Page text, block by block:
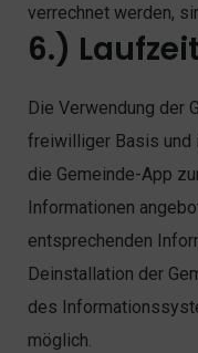
verrechnet werden,
6.) Laufzeit
Die Verwendung der
freiwilliger Basis und
die Gemeinde-App
Informationen
entsprechenden
Deinstallation der
des
möglich.